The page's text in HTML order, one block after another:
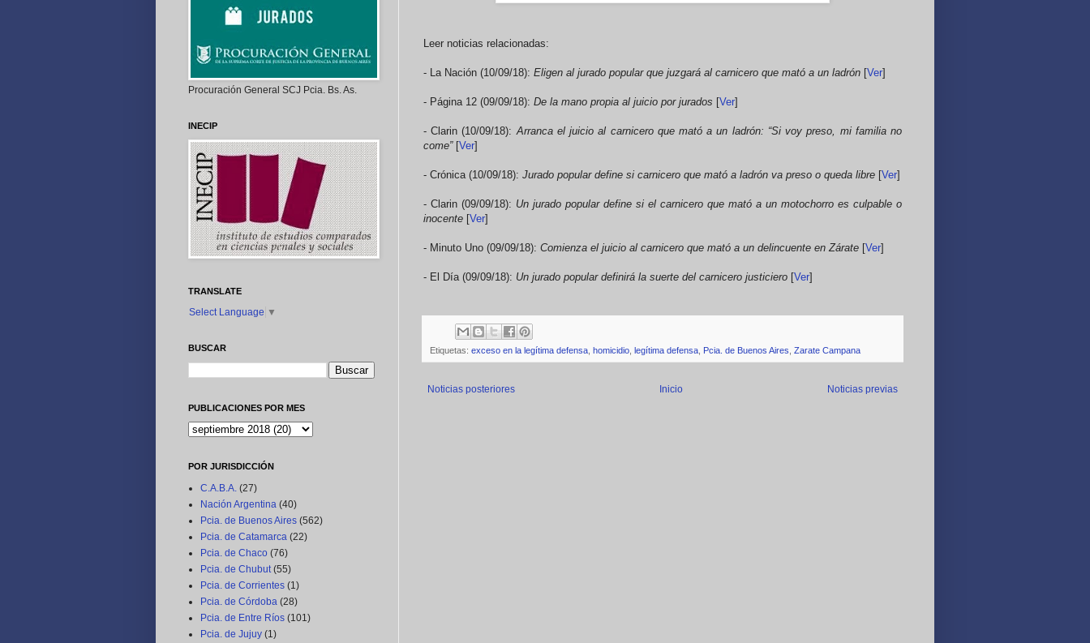
Leer noticias relacionadas:
- La Nación (10/09/18): Eligen al jurado popular que juzgará al carnicero que mató a un ladrón [Ver]
- Página 12 (09/09/18): De la mano propia al juicio por jurados [Ver]
- Clarin (10/09/18): Arranca el juicio al carnicero que mató a un ladrón: “Si voy preso, mi familia no
come” [Ver]
- Crónica (10/09/18): Jurado popular define si carnicero que mató a ladrón va preso o queda libre [Ver]
- Clarin (09/09/18): Un jurado popular define si el carnicero que mató a un motochorro es culpable o
inocente [Ver]
- Minuto Uno (09/09/18): Comienza el juicio al carnicero que mató a un delincuente en Zárate [Ver]
- El Día (09/09/18): Un jurado popular definirá la suerte del carnicero justiciero [Ver]
Etiquetas: exceso en la legítima defensa homicidio legítima defensa Pcia. de Buenos Aires Zarate Campana
Noticias posteriores Noticias previas
Inicio
Procuración General SCJ Pcia. Bs. As.
INECIP
TRANSLATE
Select Language ▼
BUSCAR
PUBLICACIONES POR MES
POR JURISDICCIÓN
C.A.B.A. (27)
Nación Argentina (40)
Pcia. de Buenos Aires (562)
Pcia. de Catamarca (22)
Pcia. de Chaco (76)
Pcia. de Chubut (55)
Pcia. de Corrientes (1)
Pcia. de Córdoba (28)
Pcia. de Entre Ríos (101)
Pcia. de Jujuy (1)